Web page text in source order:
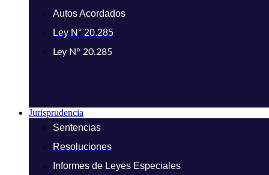
Autos Acordados
Ley N° 20.285
Ley N° 20.285
Jurisprudencia
Sentencias
Resoluciones
Informes de Leyes Especiales